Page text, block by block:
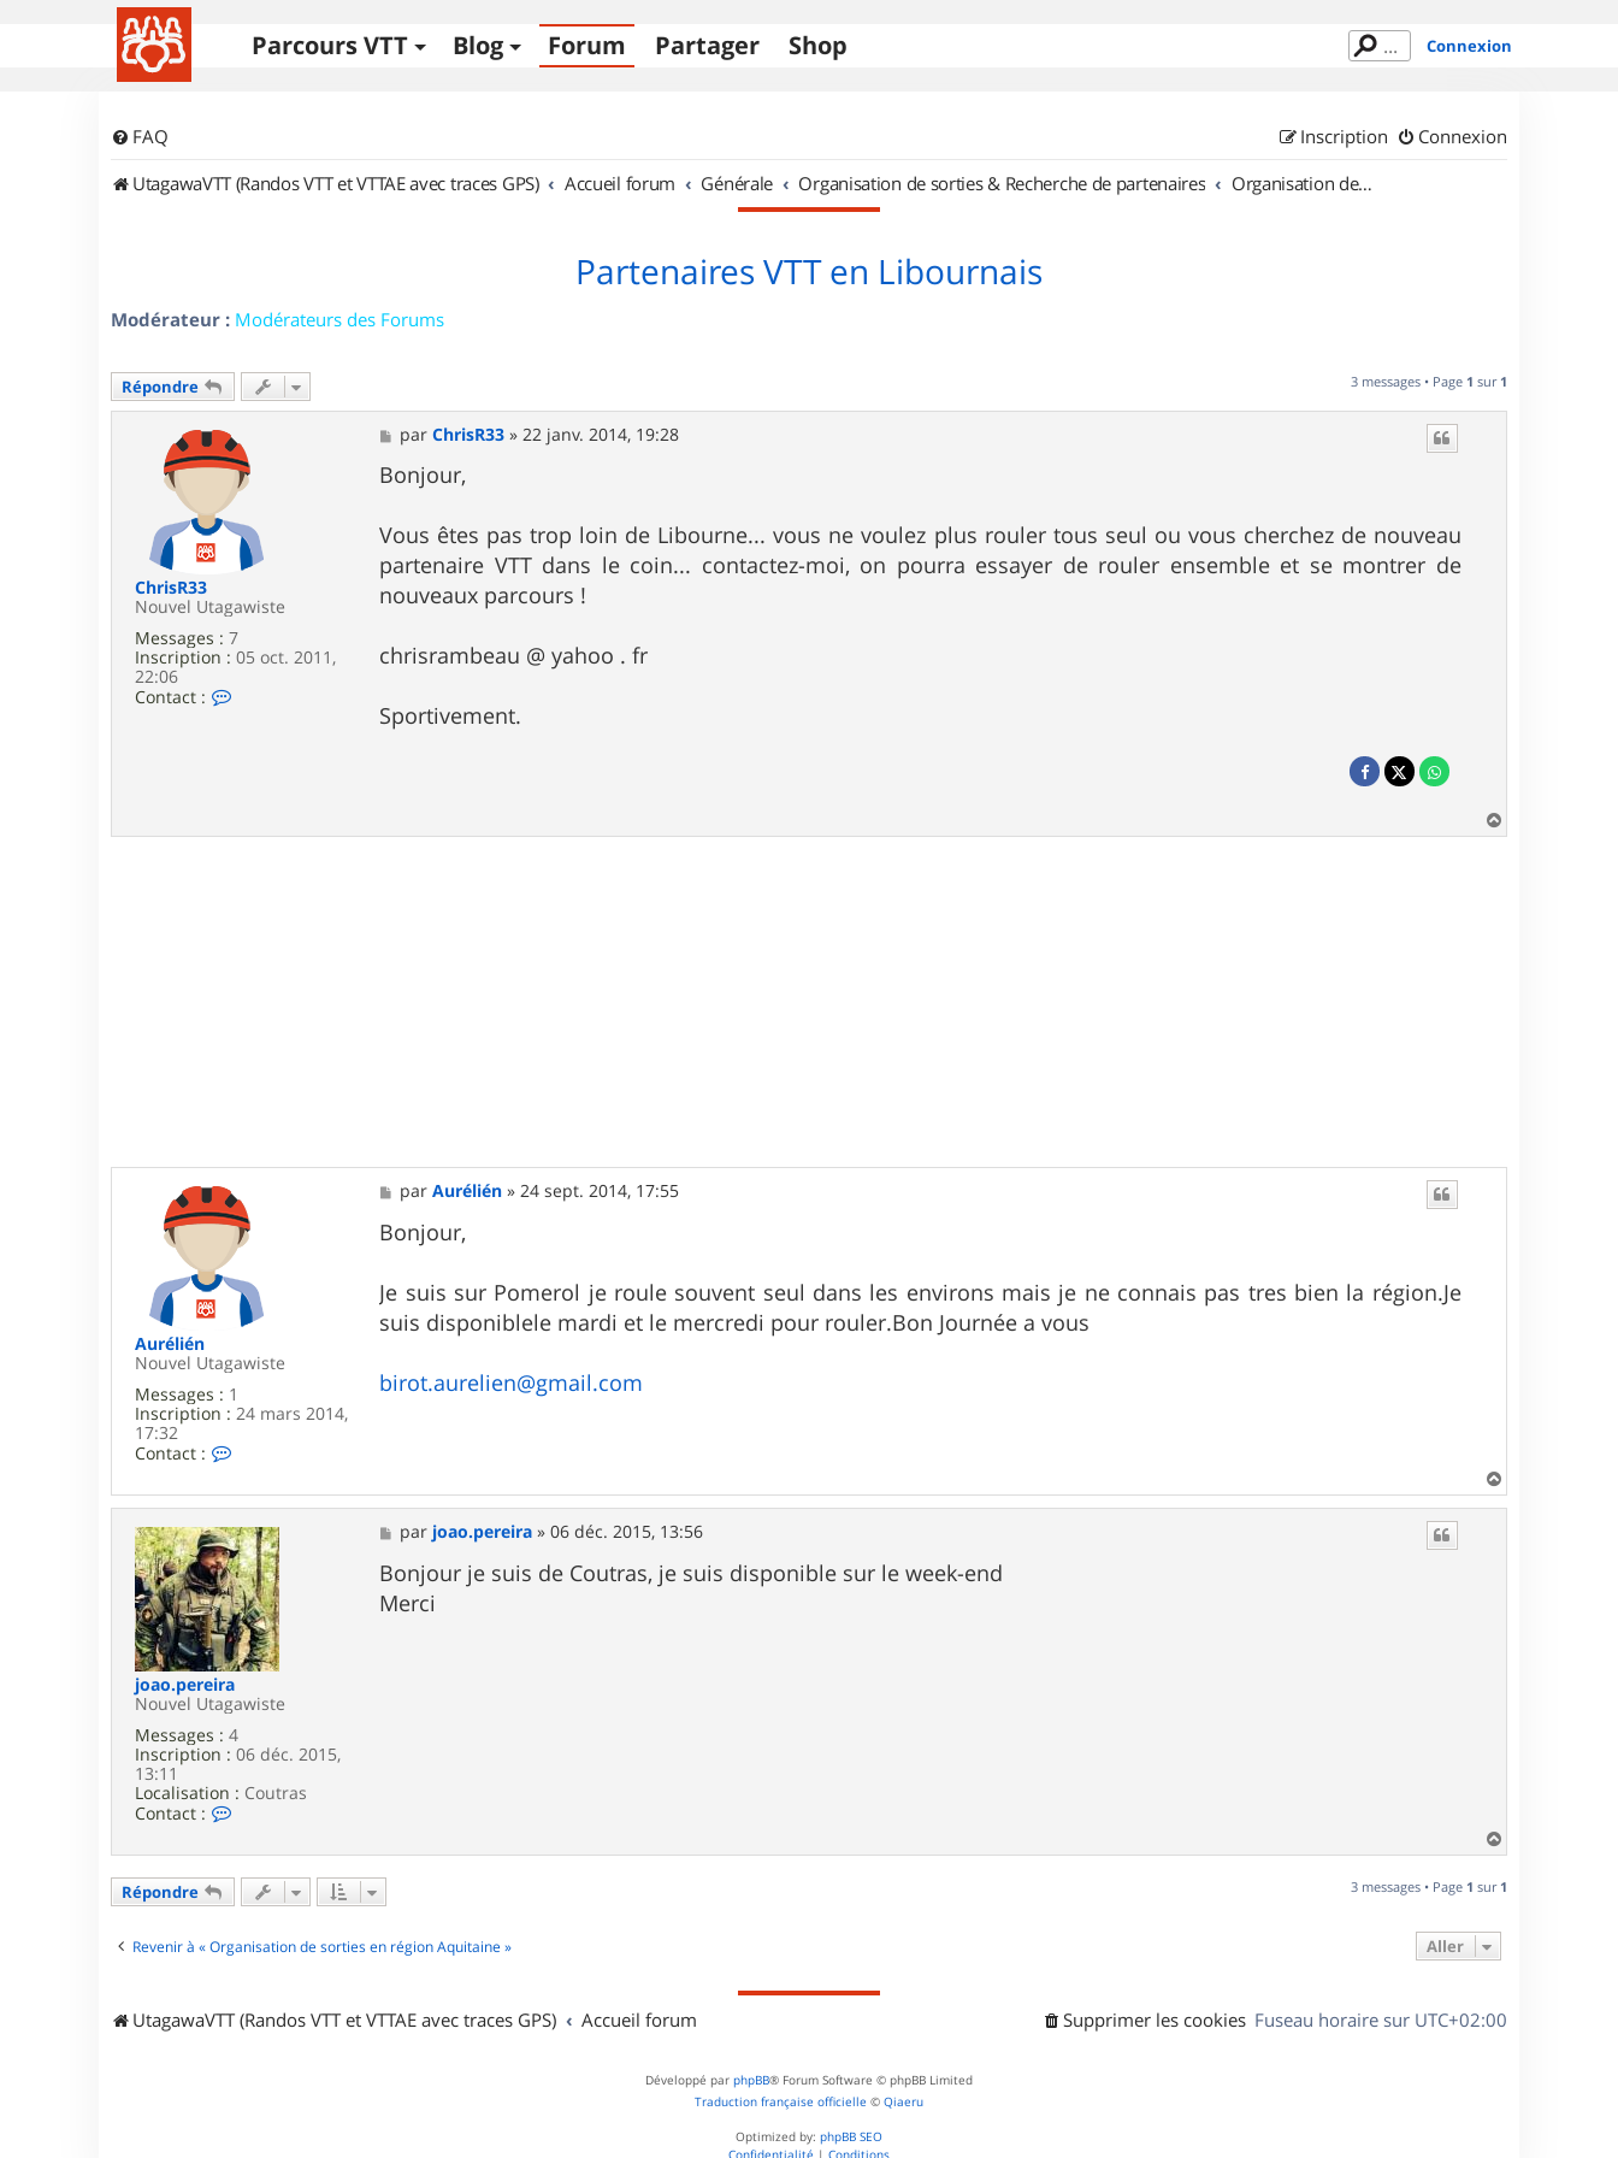
Parcours VTT Blog Forum Partager Shop Connexion
FAQ Connexion
Inscription
UtagawaVTT (Randos VTT et VTTAE avec traces GPS)
Accueil forum Générale Organisation de sorties & Recherche de partenaires Organisation de sorties en région Aquitaine
Partenaires VTT en Libournais
Modérateur : Modérateurs des Forums
Répondre 3 messages • Page 1 sur 1
ChrisR33
Nouvel Utagawiste
Messages : 7
Inscription : 05 oct. 2011,
22:06
Contact :
M
e
s
s
g
e
parChrisR33 »22 janv. 2014, 19:28
Bonjour,
Vous êtes pas trop loin de Libourne... vous ne voulez plus rouler tous seul ou vous cherchez de nouveau
partenaire VTT dans le coin... contactez-moi, on pourra essayer de rouler ensemble et se montrer de
nouveaux parcours !
chrisrambeau @ yahoo . fr
Sportivement.
a
Aurélién
Nouvel Utagawiste
Messages : 1
Inscription : 24 mars 2014,
17:32
Contact :
n
t
a
c
t
e
r
A
u
r
é
l
é
n
M
e
s
s
g
e
parAurélién »24 sept. 2014, 17:55
Bonjour,
Je suis sur Pomerol je roule souvent seul dans les environs mais je ne connais pas tres bien la région.Je
suis disponiblele mardi et le mercredi pour rouler.Bon Journée a vous
birot.aurelien@gmail.com
a
joao.pereira
Nouvel Utagawiste
Messages : 4
Inscription : 06 déc. 2015,
13:11
Localisation : Coutras
Contact :
c
e
a
M
e
s
s
a
par joao.pereira »06 déc. 2015, 13:56
Bonjour je suis de Coutras, je suis disponible sur le week-end
Merci
a
t
Répondre 3 messages • Page 1 sur 1
Revenir à « Organisation de sorties en région Aquitaine » Aller
UtagawaVTT (Randos VTT et VTTAE avec traces GPS) Accueil forum Fuseau horaire sur UTC+02:00
Supprimer les cookies
Développé par phpBB® Forum Software © phpBB Limited
Traduction française officielle © Qiaeru
Optimized by: phpBB SEO